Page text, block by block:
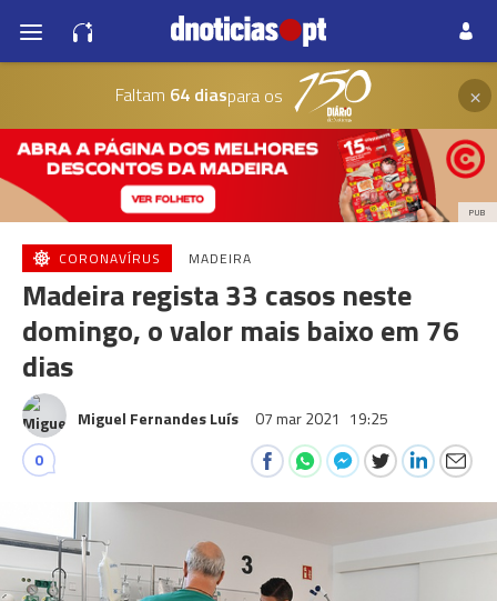
Faltam 64 diaspara os ×
PUB
CORONAVÍRUS MADEIRA
Madeira regista 33 casos neste
domingo, o valor mais baixo em 76
dias
Miguel Fernandes Luís 07 mar 2021 19:25
0